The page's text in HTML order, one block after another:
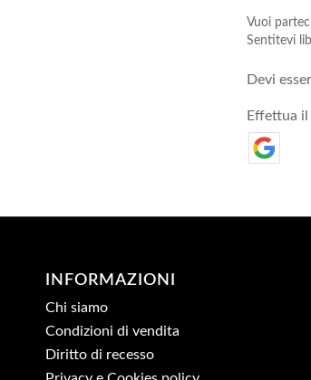
Vuoi
Sentitevi
Devi
Effettua il
INFORMAZIONI
Chi siamo
Condizioni di vendita
Diritto di recesso